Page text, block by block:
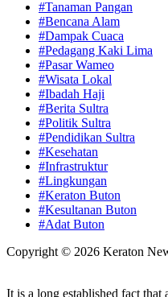
#Tanaman Pangan
#Bencana Alam
#Dampak Cuaca
#Pedagang Kaki Lima
#Pasar Wameo
#Wisata Lokal
#Ibadah Haji
#Berita Sultra
#Politik Sultra
#Pendidikan Sultra
#Kesehatan
#Infrastruktur
#Lingkungan
#Keraton Buton
#Kesultanan Buton
#Adat Buton
Copyright © 2026 Keraton
It is a long established fact